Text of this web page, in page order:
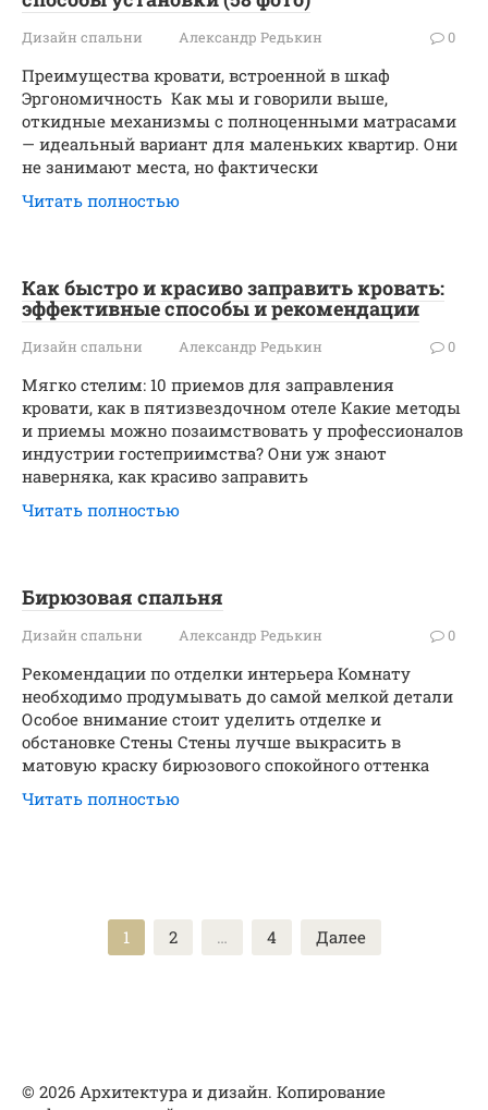
Дизайн спальни Александр Редькин 0
Преимущества кровати, встроенной в шкаф
Эргономичность Как мы и говорили выше,
откидные механизмы с полноценными матрасами
— идеальный вариант для маленьких квартир. Они
не занимают места, но фактически
Читать полностью
Как быстро и красиво заправить кровать:
эффективные способы и рекомендации
Дизайн спальни Александр Редькин 0
Мягко стелим: 10 приемов для заправления
кровати, как в пятизвездочном отеле Какие методы
и приемы можно позаимствовать у профессионалов
индустрии гостеприимства? Они уж знают
наверняка, как красиво заправить
Читать полностью
Бирюзовая спальня
Дизайн спальни Александр Редькин 0
Рекомендации по отделки интерьера Комнату
необходимо продумывать до самой мелкой детали
Особое внимание стоит уделить отделке и
обстановке Стены Стены лучше выкрасить в
матовую краску бирюзового спокойного оттенка
Читать полностью
1 2 … 4 Далее
© 2026 Архитектура и дизайн. Копирование